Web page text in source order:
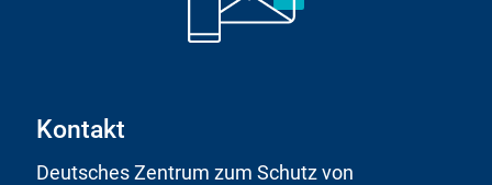
Kontakt
Deutsches Zentrum zum Schutz von